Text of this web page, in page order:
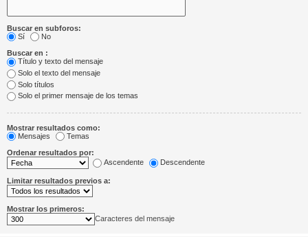
Buscar en subforos:
Sí
No
Buscar en :
Título y texto del mensaje
Solo el texto del mensaje
Solo títulos
Solo el primer mensaje de los temas
Mostrar resultados como:
Mensajes
Temas
Ordenar resultados por:
Ascendente
Descendente
Limitar resultados previos a:
Mostrar los primeros:
Caracteres del mensaje